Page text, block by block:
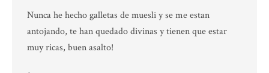
Nunca he hecho galletas de muesli y se me estan
antojando, te han quedado divinas y tienen que estar
muy ricas, buen asalto!